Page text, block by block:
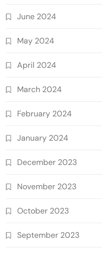
June 2024
May 2024
April 2024
March 2024
February 2024
January 2024
December 2023
November 2023
October 2023
September 2023